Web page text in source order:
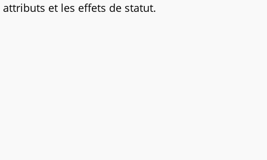
attributs et les effets de statut.